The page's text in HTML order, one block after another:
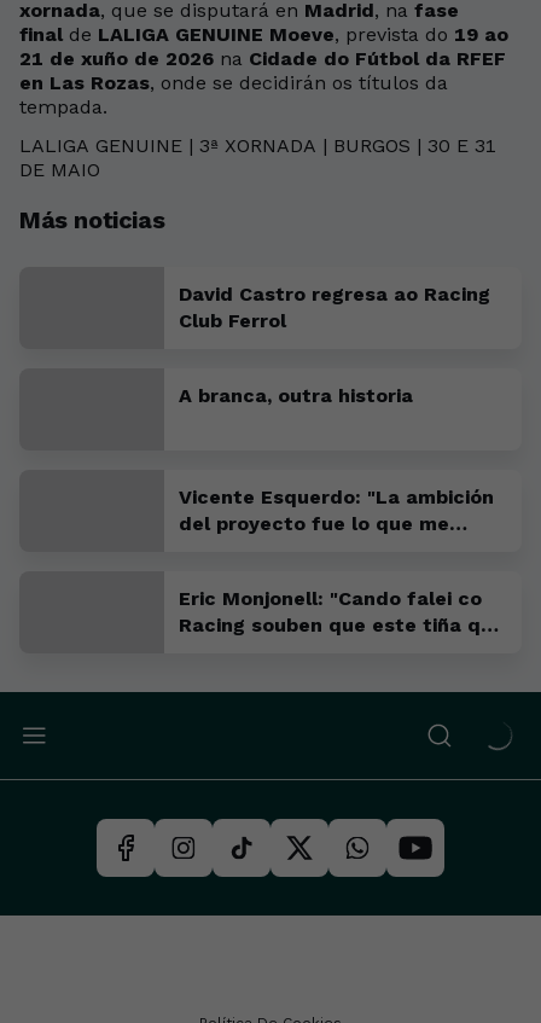
xornada, que se disputará en Madrid, na fase
final de LALIGA GENUINE Moeve, prevista do 19 ao
21 de xuño de 2026 na Cidade do Fútbol da RFEF
en Las Rozas, onde se decidirán os títulos da
tempada.
LALIGA GENUINE | 3ª XORNADA | BURGOS | 30 E 31
DE MAIO
Más noticias
David Castro regresa ao Racing
Club Ferrol
A branca, outra historia
Vicente Esquerdo: "La ambición
del proyecto fue lo que me
Eric Monjonell: "Cando falei co
Racing souben que este tiña que